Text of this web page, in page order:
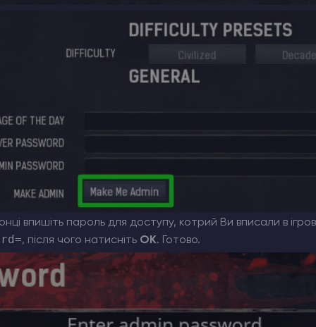
впишіть пароль для доступу, котрий Ви вписали в
, після чого натисніть OK. Готово.